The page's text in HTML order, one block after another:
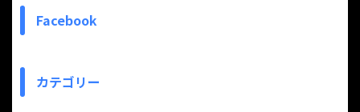
Facebook
カテゴリー